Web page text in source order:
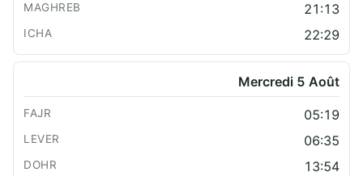
21:13
22:29
Mercredi 5 Août
05:19
06:35
13:54